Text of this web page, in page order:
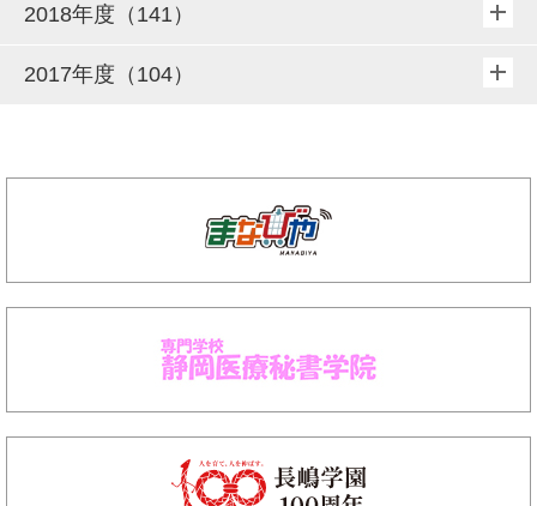
2018年度（141）
2017年度（104）